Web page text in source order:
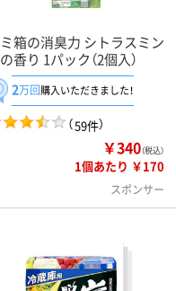
箱の消臭力 シトラスミン
香り 1パック（2個入）
2万回購入いただきました！
（59件）
￥340（税込）
1個あたり ￥170
スポンサー